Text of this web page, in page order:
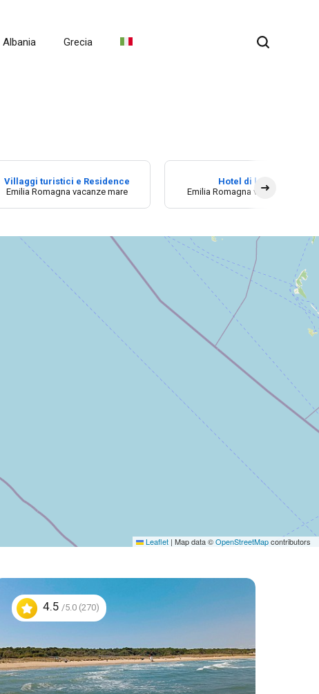
Albania Grecia
Villaggi turistici e Residence
Emilia Romagna vacanze mare
Hotel di lusso
Emilia Romagna vacanze mare
Leaflet | Map data ©OpenStreetMapcontributors
4.5 /5.0 (270)